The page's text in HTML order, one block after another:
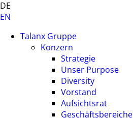
DE
EN
Talanx Gruppe
Konzern
Strategie
Unser Purpose
Diversity
Vorstand
Aufsichtsrat
Geschäftsbereiche